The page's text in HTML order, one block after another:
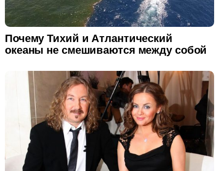
Почему Тихий и Атлантический
океаны не смешиваются между собой